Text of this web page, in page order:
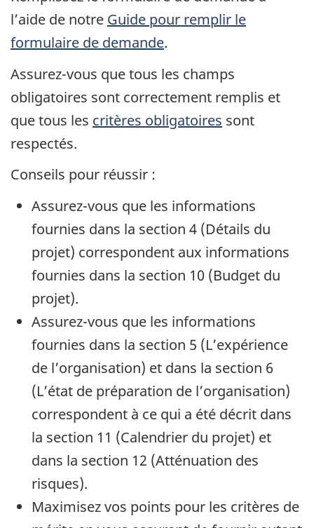
l’aide de notre Guide pour remplir le
formulaire de demande.
Assurez-vous que tous les champs
obligatoires sont correctement remplis et
que tous les critères obligatoires sont
respectés.
Conseils pour réussir :
Assurez-vous que les informations
fournies dans la section 4 (Détails du
projet) correspondent aux informations
fournies dans la section 10 (Budget du
projet).
Assurez-vous que les informations
fournies dans la section 5 (L’expérience
de l’organisation) et dans la section 6
(L’état de préparation de l’organisation)
correspondent à ce qui a été décrit dans
la section 11 (Calendrier du projet) et
dans la section 12 (Atténuation des
risques).
Maximisez vos points pour les critères de